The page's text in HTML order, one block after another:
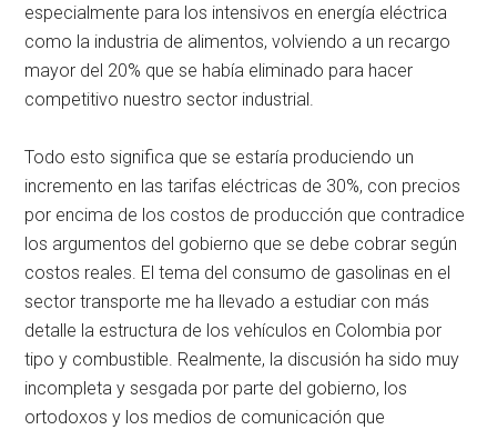
especialmente para los intensivos en energía eléctrica
como la industria de alimentos, volviendo a un recargo
mayor del 20% que se había eliminado para hacer
competitivo nuestro sector industrial.
Todo esto significa que se estaría produciendo un
incremento en las tarifas eléctricas de 30%, con precios
por encima de los costos de producción que contradice
los argumentos del gobierno que se debe cobrar según
costos reales. El tema del consumo de gasolinas en el
sector transporte me ha llevado a estudiar con más
detalle la estructura de los vehículos en Colombia por
tipo y combustible. Realmente, la discusión ha sido muy
incompleta y sesgada por parte del gobierno, los
ortodoxos y los medios de comunicación que